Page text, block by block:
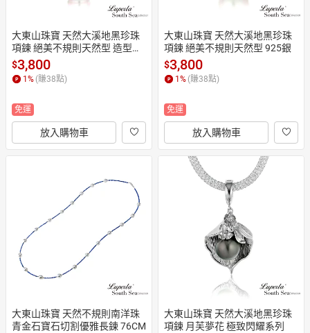
大東山珠寶 天然大溪地黑珍珠
項鍊 絕美不規則天然型 造型款
11-12、13-14mm
$3,800
1% (賺38點)
免運
放入購物車
大東山珠寶 天然大溪地黑珍珠
項鍊 絕美不規則天然型 925銀
$3,800
1% (賺38點)
免運
放入購物車
大東山珠寶 天然不規則南洋珠
青金石寶石切割優雅長鍊 76CM
大東山珠寶 天然大溪地黑珍珠
項鍊 月芙夢花 極致閃耀系列